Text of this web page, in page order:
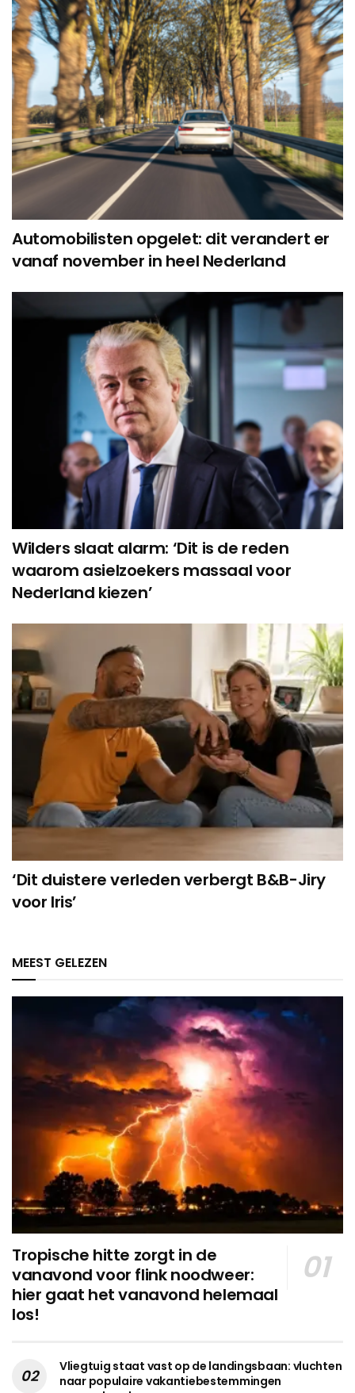
Automobilisten opgelet: dit verandert er
vanaf november in heel Nederland
Wilders slaat alarm: ‘Dit is de reden
waarom asielzoekers massaal voor
Nederland kiezen’
‘Dit duistere verleden verbergt B&B-Jiry
voor Iris’
MEEST GELEZEN
Tropische hitte zorgt in de
vanavond voor flink noodweer:
hier gaat het vanavond helemaal
los!
Vliegtuig staat vast op de landingsbaan: vluchten
naar populaire vakantiebestemmingen